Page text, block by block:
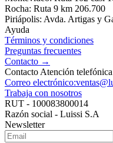
Rocha: Ruta 9 km 206.700
Piriápolis: Avda. Artigas y
Ayuda
Términos y condiciones
Preguntas frecuentes
Contacto →
Contacto Atención
Correo
Trabaja con nosotros
RUT - 100083800014
Razón social - Luissi S.A
Newsletter